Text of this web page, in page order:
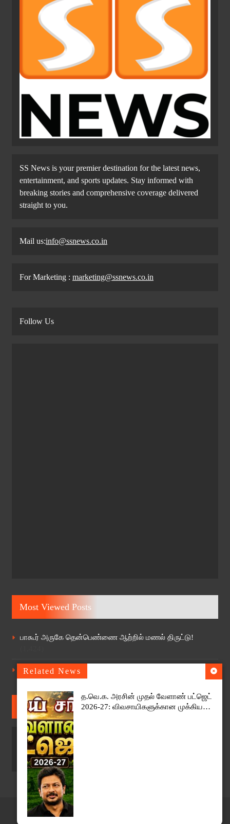
Related News
த.வெ.க. அரசின் முதல் வேளாண் பட்ஜெட்
2026-27: விவசாயிகளுக்கான முக்கிய
SS News is your premier destination for the latest news,
entertainment, and sports updates. Stay informed with
breaking stories and comprehensive coverage delivered
straight to you.
Mail us:info@ssnews.co.in
For Marketing : marketing@ssnews.co.in
Follow Us
Most Viewed Posts
பாகூர் அருகே தென்பெண்ணை ஆற்றில் மணல் திருட்டு!
40 ஆண்டுகள் பின்னர் கிளிஞ்சல்மேடு ஸ்ரீ எல்லையம்மன்
ஆலயத்தில் தேர் திருவிழா
Follow Us
@2026 - ssnews.digital. All Right Reserved.